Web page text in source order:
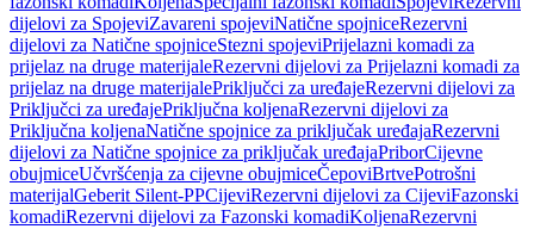
dijelovi za SpojeviZavareni spojeviNatične spojniceRezervni
dijelovi za Natične spojniceStezni spojeviPrijelazni komadi za
prijelaz na druge materijaleRezervni dijelovi za Prijelazni komadi za
prijelaz na druge materijalePriključci za uređajeRezervni dijelovi za
Priključci za uređajePriključna koljenaRezervni dijelovi za
Priključna koljenaNatične spojnice za priključak uređajaRezervni
dijelovi za Natične spojnice za priključak uređajaPriborCijevne
obujmiceUčvršćenja za cijevne obujmiceČepoviBrtvePotrošni
materijalGeberit Silent-PPCijeviRezervni dijelovi za CijeviFazonski
komadiRezervni dijelovi za Fazonski komadiKoljenaRezervni